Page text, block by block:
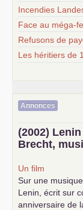
Incendies
Face au méga-
Refusons de
Les héritiers de
Annonces
(2002)
Brecht,
Un film
Sur une
Lenin, écrit sur
anniversaire de